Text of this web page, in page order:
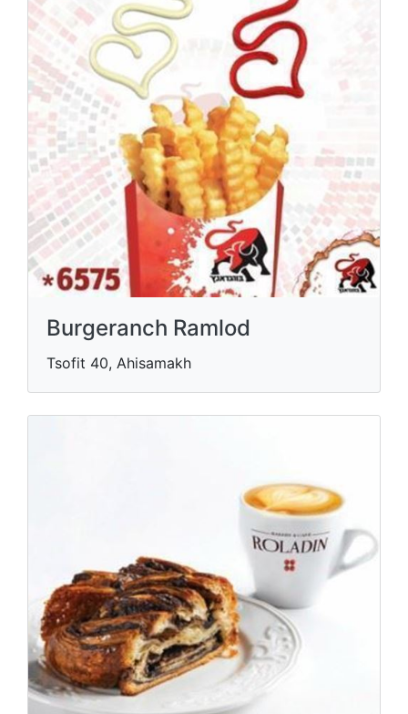
Burgeranch Ramlod
Tsofit 40, Ahisamakh